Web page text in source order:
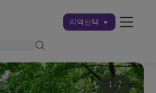
지역선택
1 / 7